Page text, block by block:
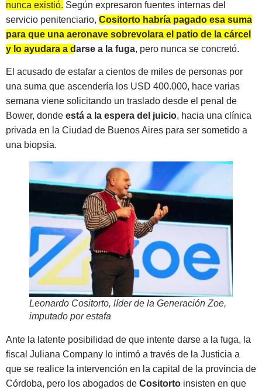
nunca existió. Según expresaron fuentes internas del
servicio penitenciario, Cositorto habría pagado esa suma
para que una aeronave sobrevolara el patio de la cárcel
y lo ayudara a darse a la fuga, pero nunca se concretó.
El acusado de estafar a cientos de miles de personas por
una suma que ascendería los USD 400.000, hace varias
semana viene solicitando un traslado desde el penal de
Bower, donde está a la espera del juicio, hacia una clínica
privada en la Ciudad de Buenos Aires para ser sometido a
una biopsia.
Leonardo Cositorto, líder de la Generación Zoe,
imputado por estafa
Ante la latente posibilidad de que intente darse a la fuga, la
fiscal Juliana Company lo intimó a través de la Justicia a
que se realice la intervención en la capital de la provincia de
Córdoba, pero los abogados de Cositorto insisten en que